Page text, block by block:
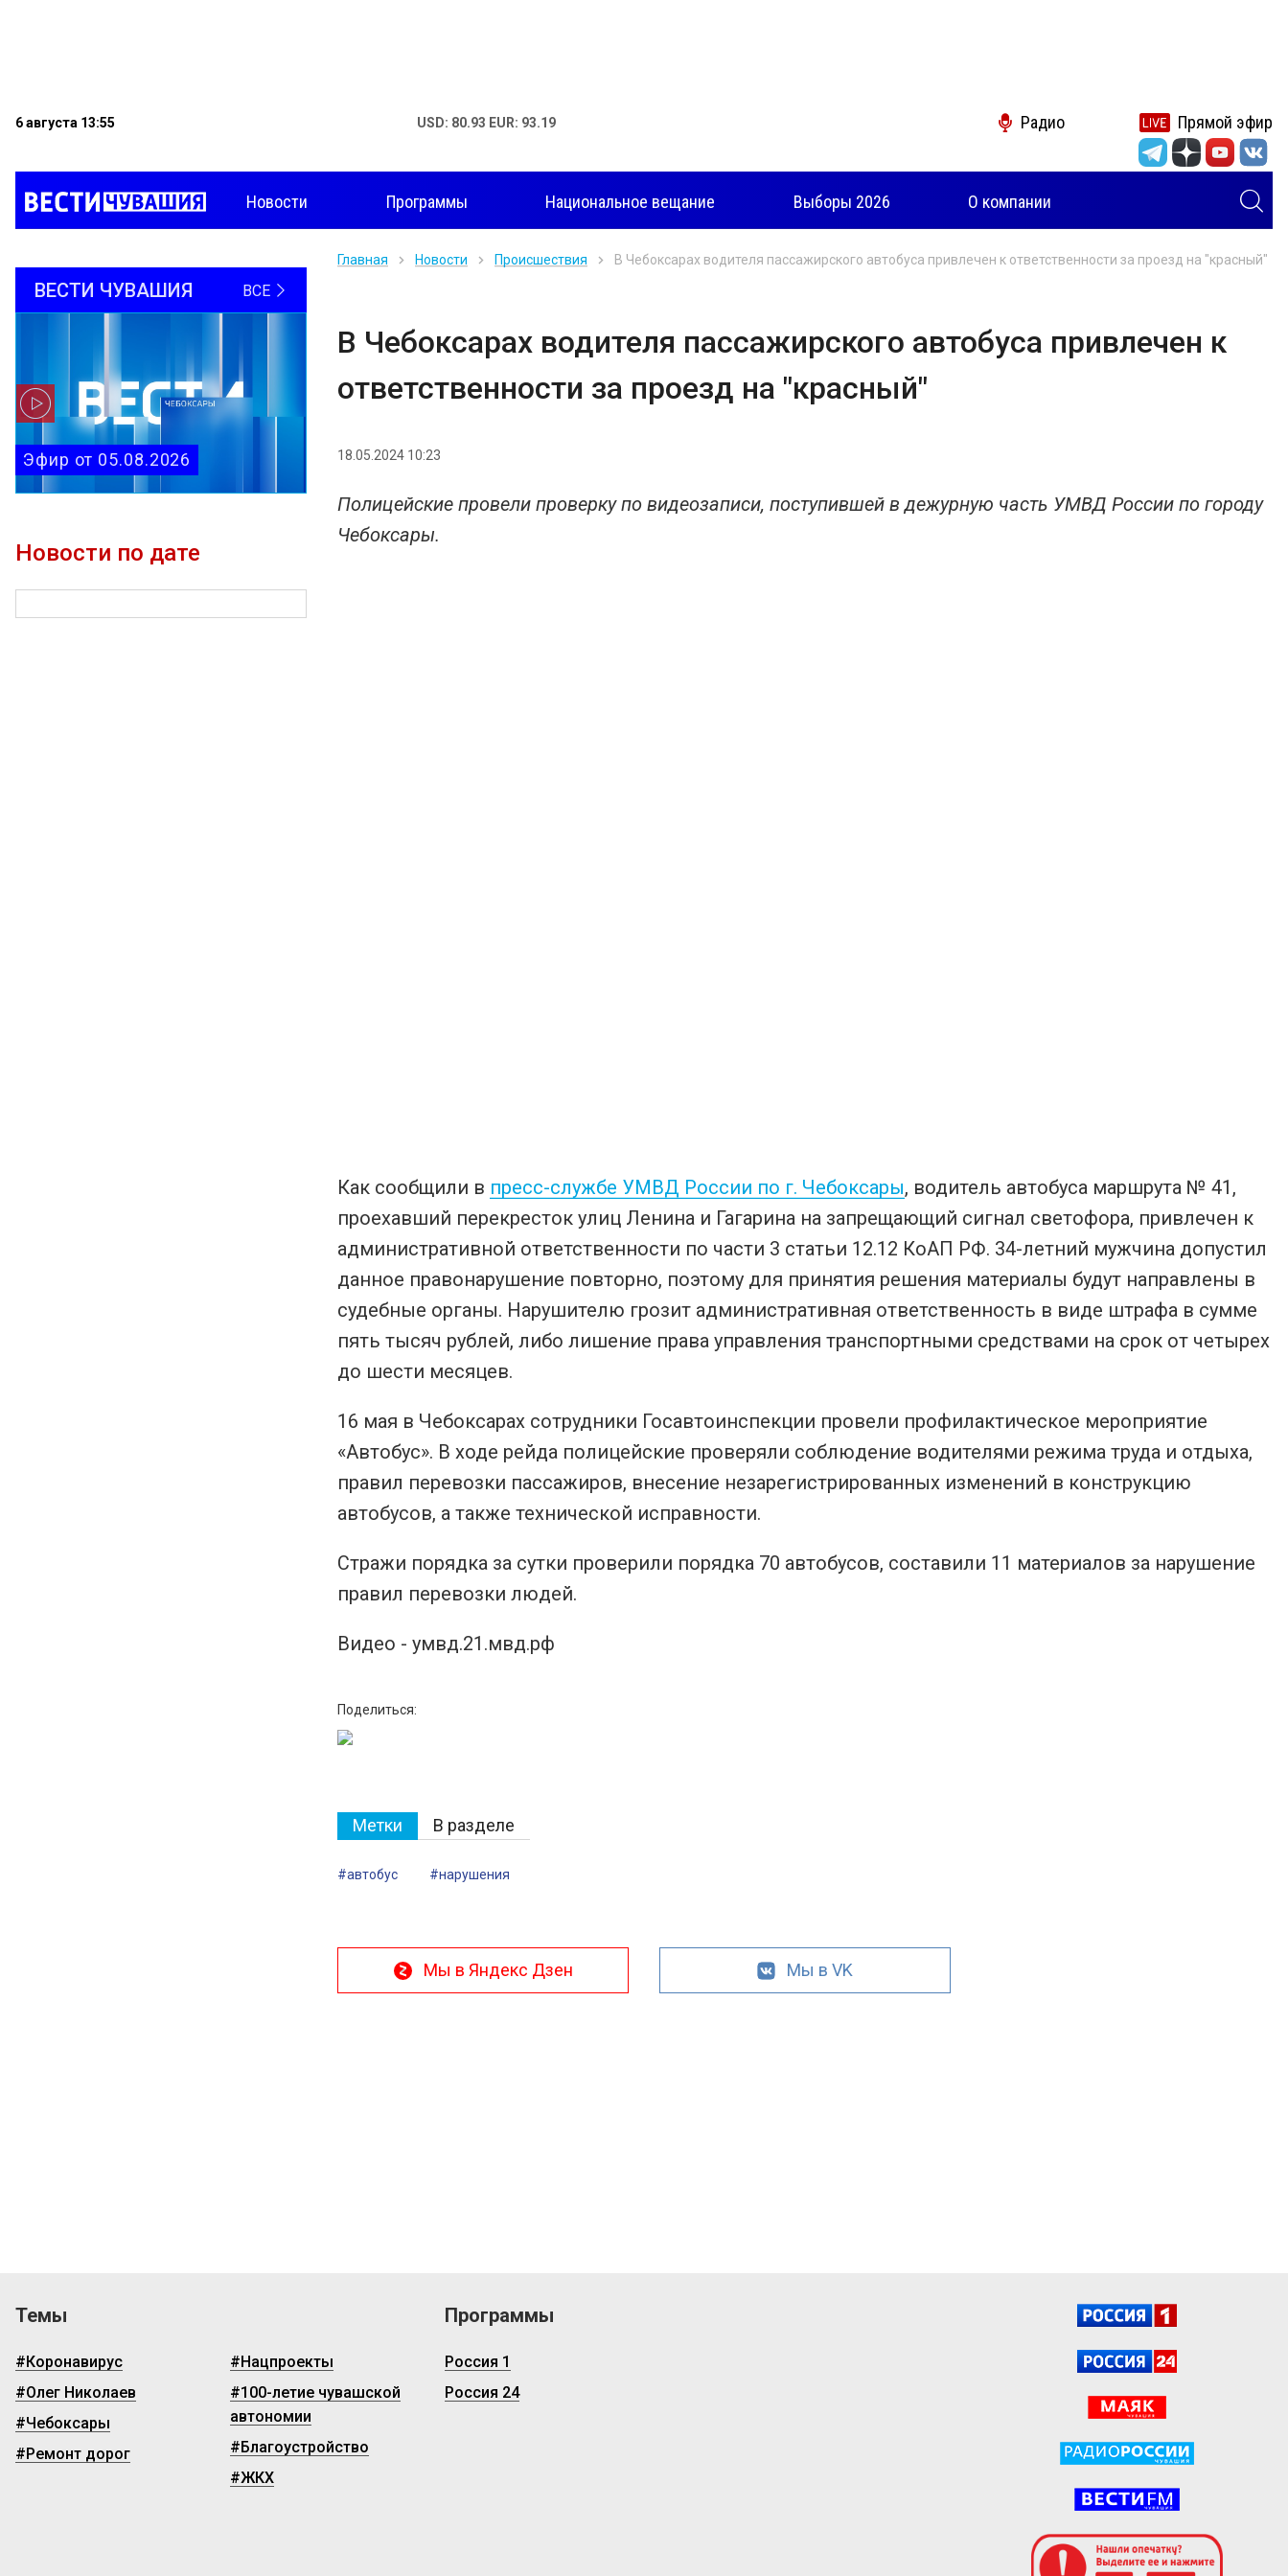
6 августа 13:55 USD: 80.93 EUR: 93.19 Радио Прямой эфир
Новости Программы Национальное вещание Выборы 2026 О компании
ВЕСТИ ЧУВАШИЯ ВСЕ
Эфир от 05.08.2026
Новости по дате
Главная Новости Происшествия В Чебоксарах водителя пассажирского автобуса привлечен к ответственности за проезд на "красный"
В Чебоксарах водителя пассажирского автобуса привлечен к
ответственности за проезд на "красный"
18.05.2024 10:23
Полицейские провели проверку по видеозаписи, поступившей в дежурную часть УМВД России по городу
Чебоксары.
Как сообщили в пресс-службе УМВД России по г. Чебоксары, водитель автобуса маршрута № 41,
проехавший перекресток улиц Ленина и Гагарина на запрещающий сигнал светофора, привлечен к
административной ответственности по части 3 статьи 12.12 КоАП РФ. 34-летний мужчина допустил
данное правонарушение повторно, поэтому для принятия решения материалы будут направлены в
судебные органы. Нарушителю грозит административная ответственность в виде штрафа в сумме
пять тысяч рублей, либо лишение права управления транспортными средствами на срок от четырех
до шести месяцев.
16 мая в Чебоксарах сотрудники Госавтоинспекции провели профилактическое мероприятие
«Автобус». В ходе рейда полицейские проверяли соблюдение водителями режима труда и отдыха,
правил перевозки пассажиров, внесение незарегистрированных изменений в конструкцию
автобусов, а также технической исправности.
Стражи порядка за сутки проверили порядка 70 автобусов, составили 11 материалов за нарушение
правил перевозки людей.
Видео - умвд.21.мвд.рф
Поделиться:
Метки В разделе
#автобус #нарушения
Мы в Яндекс Дзен Мы в VK
Темы
#Коронавирус
#Олег Николаев
#Чебоксары
#Ремонт дорог
#Нацпроекты
#100-летие чувашской
автономии
#Благоустройство
#ЖКХ
Программы
Россия 1
Россия 24